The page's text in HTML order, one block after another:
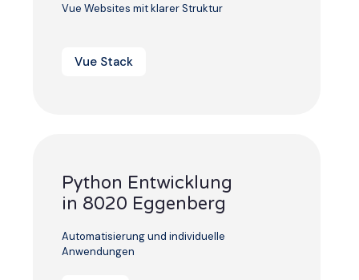
Vue Websites mit klarer Struktur
Vue Stack
Python Entwicklung
in 8020 Eggenberg
Automatisierung und individuelle
Anwendungen